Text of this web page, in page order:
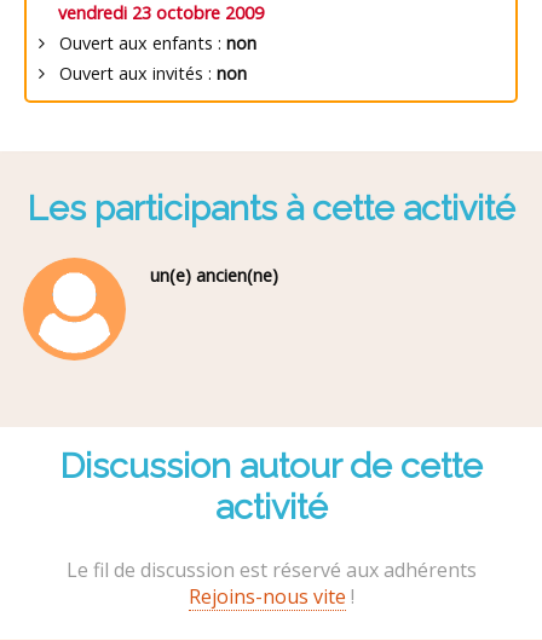
vendredi 23 octobre 2009
Ouvert aux enfants : non
Ouvert aux invités : non
Les participants à cette activité
un(e) ancien(ne)
Discussion autour de cette
activité
Le fil de discussion est réservé aux adhérents
Rejoins-nous vite !